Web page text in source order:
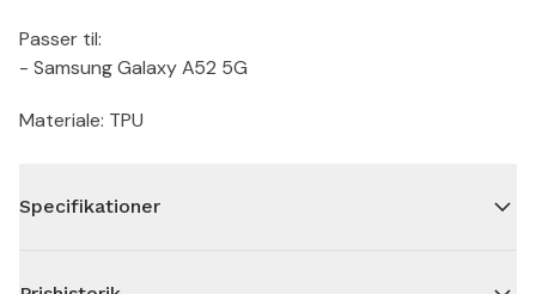
Passer til:
- Samsung Galaxy A52 5G
Materiale: TPU
Specifikationer